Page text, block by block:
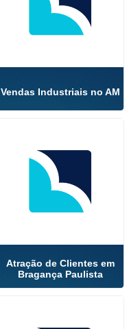
Vendas Industriais no AM
Atração de Clientes em
Bragança Paulista